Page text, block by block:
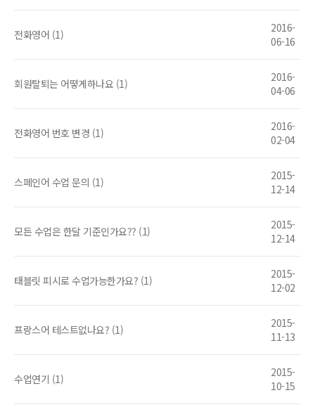
전화영어 (1)
2016-
06-16
회원탈퇴는 어떻게하나요 (1)
2016-
04-06
전화영어 번호 변경 (1)
2016-
02-04
스페인어 수업 문의 (1)
2015-
12-14
모든 수업은 한달 기준인가요?? (1)
2015-
12-14
태블릿 피시로 수업가능한가요? (1)
2015-
12-02
프랑스어 테스트없나요? (1)
2015-
11-13
수업연기 (1)
2015-
10-15